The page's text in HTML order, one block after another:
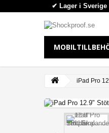
✔ Lager i
iPad Pro